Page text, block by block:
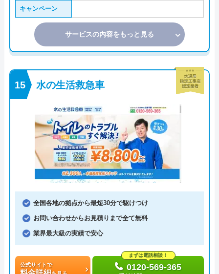
キャンペーン
サービスの内容をもっと見る
水の生活救急車
全国各地の拠点から最短30分で駆けつけ
お問い合わせからお見積りまで全て無料
業界最大級の実績で安心
公式サイトで
まずは電話相談！
0120-569-365